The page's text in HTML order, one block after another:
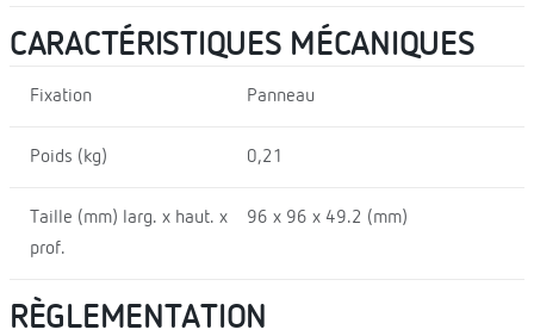
CARACTÉRISTIQUES MÉCANIQUES
Fixation Panneau
Poids (kg) 0,21
Taille (mm) larg. x haut. x
prof.
96 x 96 x 49.2 (mm)
RÈGLEMENTATION